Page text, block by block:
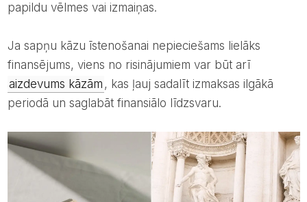
papildu vēlmes vai izmaiņas.
Ja sapņu kāzu īstenošanai nepieciešams lielāks
finansējums, viens no risinājumiem var būt arī
aizdevums kāzām , kas ļauj sadalīt izmaksas ilgākā
periodā un saglabāt finansiālo līdzsvaru.